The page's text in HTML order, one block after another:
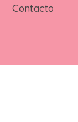
Contacto